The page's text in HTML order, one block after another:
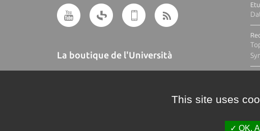
La boutique de l'Università
This site uses
OK,